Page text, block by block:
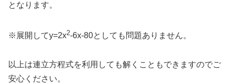
となります。
※展開してy=2x2-6x-80としても問題ありません。
以上は連立方程式を利用しても解くこともできますのでご
安心ください。